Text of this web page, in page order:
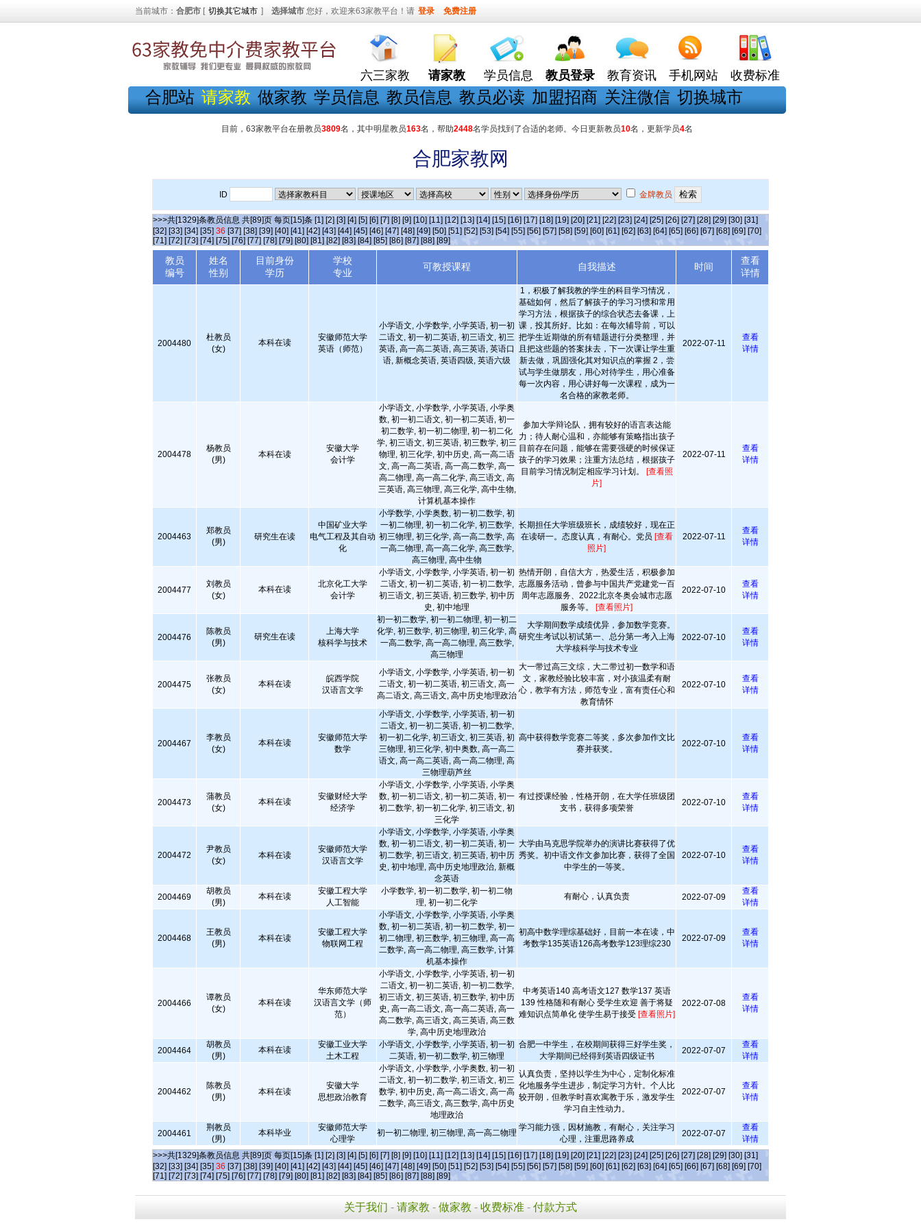
当前城市： 合肥市 [ 切换其它城市 ] 选择城市 您好，欢迎来63家教平台！请 登录 免费注册
六三家教 请家教 学员信息 教员登录 教育资讯 手机网站 收费标准
合肥站 请家教 做家教 学员信息 教员信息 教员必读 加盟招商 关注微信 切换城市
目前，63家教平台在册教员3809名，其中明星教员163名，帮助2448名学员找到了合适的老师。今日更新教员10名，更新学员4名
合肥家教网
ID 金牌教员
>>>共[1329]条教员信息 共[89]页 每页[15]条 [1] [2] [3] [4] [5] [6] [7] [8] [9] [10] [11] [12] [13] [14] [15] [16] [17] [18] [19] [20] [21] [22] [23] [24] [25] [26] [27] [28] [29] [30] [31]
[32] [33] [34] [35] 36 [37] [38] [39] [40] [41] [42] [43] [44] [45] [46] [47] [48] [49] [50] [51] [52] [53] [54] [55] [56] [57] [58] [59] [60] [61] [62] [63] [64] [65] [66] [67] [68] [69] [70]
[71] [72] [73] [74] [75] [76] [77] [78] [79] [80] [81] [82] [83] [84] [85] [86] [87] [88] [89]
教员
编号
姓名
性别
目前身份
学历
学校
专业
可教授课程 自我描述 时间
查看
详情
2004480
杜教员
(女)
本科在读
安徽师范大学
英语（师范）
小学语文, 小学数学, 小学英语, 初一初
二语文, 初一初二英语, 初三语文, 初三
英语, 高一高二英语, 高三英语, 英语口
语, 新概念英语, 英语四级, 英语六级
1，积极了解我教的学生的科目学习情况，
基础如何，然后了解孩子的学习习惯和常用
学习方法，根据孩子的综合状态去备课，上
课，投其所好。比如：在每次辅导前，可以
把学生近期做的所有错题进行分类整理，并
且把这些题的答案抹去，下一次课让学生重
新去做，巩固强化其对知识点的掌握 2，尝
试与学生做朋友，用心对待学生，用心准备
每一次内容，用心讲好每一次课程，成为一
名合格的家教老师。
2022-07-11
查看
详情
2004478
杨教员
(男)
本科在读
安徽大学
会计学
小学语文, 小学数学, 小学英语, 小学奥
数, 初一初二语文, 初一初二英语, 初一
初二数学, 初一初二物理, 初一初二化
学, 初三语文, 初三英语, 初三数学, 初三
物理, 初三化学, 初中历史, 高一高二语
文, 高一高二英语, 高一高二数学, 高一
高二物理, 高一高二化学, 高三语文, 高
三英语, 高三物理, 高三化学, 高中生物,
计算机基本操作
参加大学辩论队，拥有较好的语言表达能
力；待人耐心温和，亦能够有策略指出孩子
目前存在问题，能够在需要强硬的时候保证
孩子的学习效果；注重方法总结，根据孩子
目前学习情况制定相应学习计划。
[查看照
片]
2022-07-11
查看
详情
2004463
郑教员
(男)
研究生在读
中国矿业大学
电气工程及其自动
化
小学数学, 小学奥数, 初一初二数学, 初
一初二物理, 初一初二化学, 初三数学,
初三物理, 初三化学, 高一高二数学, 高
一高二物理, 高一高二化学, 高三数学,
高三物理, 高中生物
长期担任大学班级班长，成绩较好，现在正
在读研一。态度认真，有耐心。党员 [查看
照片]
2022-07-11
查看
详情
2004477
刘教员
(女)
本科在读
北京化工大学
会计学
小学语文, 小学数学, 小学英语, 初一初
二语文, 初一初二英语, 初一初二数学,
初三语文, 初三英语, 初三数学, 初中历
史, 初中地理
热情开朗，自信大方，热爱生活，积极参加
志愿服务活动，曾参与中国共产党建党一百
周年志愿服务、2022北京冬奥会城市志愿
服务等。 [查看照片]
2022-07-10
查看
详情
2004476
陈教员
(男)
研究生在读
上海大学
核科学与技术
初一初二数学, 初一初二物理, 初一初二
化学, 初三数学, 初三物理, 初三化学, 高
一高二数学, 高一高二物理, 高三数学,
高三物理
大学期间数学成绩优异，参加数学竞赛。
研究生考试以初试第一、总分第一考入上海
大学核科学与技术专业
2022-07-10
查看
详情
2004475
张教员
(女)
本科在读
皖西学院
汉语言文学
小学语文, 小学数学, 小学英语, 初一初
二语文, 初一初二英语, 初三语文, 高一
高二语文, 高三语文, 高中历史地理政治
大一带过高三文综，大二带过初一数学和语
文，家教经验比较丰富，对小孩温柔有耐
心，教学有方法，师范专业，富有责任心和
教育情怀
2022-07-10
查看
详情
2004467
李教员
(女)
本科在读
安徽师范大学
数学
小学语文, 小学数学, 小学英语, 初一初
二语文, 初一初二英语, 初一初二数学,
初一初二化学, 初三语文, 初三英语, 初
三物理, 初三化学, 初中奥数, 高一高二
语文, 高一高二英语, 高一高二物理, 高
三物理葫芦丝
高中获得数学竞赛二等奖，多次参加作文比
赛并获奖。
2022-07-10
查看
详情
2004473
蒲教员
(女)
本科在读
安徽财经大学
经济学
小学语文, 小学数学, 小学英语, 小学奥
数, 初一初二语文, 初一初二英语, 初一
初二数学, 初一初二化学, 初三语文, 初
三化学
有过授课经验，性格开朗，在大学任班级团
支书，获得多项荣誉
2022-07-10
查看
详情
2004472
尹教员
(女)
本科在读
安徽师范大学
汉语言文学
小学语文, 小学数学, 小学英语, 小学奥
数, 初一初二语文, 初一初二英语, 初一
初二数学, 初三语文, 初三英语, 初中历
史, 初中地理, 高中历史地理政治, 新概
念英语
大学由马克思学院举办的演讲比赛获得了优
秀奖。初中语文作文参加比赛，获得了全国
中学生的一等奖。
2022-07-10
查看
详情
2004469
胡教员
(男)
本科在读
安徽工程大学
人工智能
小学数学, 初一初二数学, 初一初二物
理, 初一初二化学
有耐心，认真负责 2022-07-09
查看
详情
2004468
王教员
(男)
本科在读
安徽工程大学
物联网工程
小学语文, 小学数学, 小学英语, 小学奥
数, 初一初二英语, 初一初二数学, 初一
初二物理, 初三数学, 初三物理, 高一高
二数学, 高一高二物理, 高三数学, 计算
机基本操作
初高中数学理综基础好，目前一本在读，中
考数学135英语126高考数学123理综230
2022-07-09
查看
详情
2004466
谭教员
(女)
本科在读
华东师范大学
汉语言文学（师
范）
小学语文, 小学数学, 小学英语, 初一初
二语文, 初一初二英语, 初一初二数学,
初三语文, 初三英语, 初三数学, 初中历
史, 高一高二语文, 高一高二英语, 高一
高二数学, 高三语文, 高三英语, 高三数
学, 高中历史地理政治
中考英语140 高考语文127 数学137 英语
139 性格随和有耐心 受学生欢迎 善于将疑
难知识点简单化 使学生易于接受 [查看照片]
2022-07-08
查看
详情
2004464
胡教员
(男)
本科在读
安徽工业大学
土木工程
小学语文, 小学数学, 小学英语, 初一初
二英语, 初一初二数学, 初三物理
合肥一中学生，在校期间获得三好学生奖，
大学期间已经得到英语四级证书
2022-07-07
查看
详情
2004462
陈教员
(男)
本科在读
安徽大学
思想政治教育
小学语文, 小学数学, 小学奥数, 初一初
二语文, 初一初二数学, 初三语文, 初三
数学, 初中历史, 高一高二语文, 高一高
二数学, 高三语文, 高三数学, 高中历史
地理政治
认真负责，坚持以学生为中心，定制化标准
化地服务学生进步，制定学习方针。个人比
较开朗，但教学时喜欢寓教于乐，激发学生
学习自主性动力。
2022-07-07
查看
详情
2004461
荆教员
(男)
本科毕业
安徽师范大学
心理学
初一初二物理, 初三物理, 高一高二物理
学习能力强，因材施教，有耐心，关注学习
心理，注重思路养成
2022-07-07
查看
详情
>>>共[1329]条教员信息 共[89]页 每页[15]条 [1] [2] [3] [4] [5] [6] [7] [8] [9] [10] [11] [12] [13] [14] [15] [16] [17] [18] [19] [20] [21] [22] [23] [24] [25] [26] [27] [28] [29] [30] [31]
[32] [33] [34] [35] 36 [37] [38] [39] [40] [41] [42] [43] [44] [45] [46] [47] [48] [49] [50] [51] [52] [53] [54] [55] [56] [57] [58] [59] [60] [61] [62] [63] [64] [65] [66] [67] [68] [69] [70]
[71] [72] [73] [74] [75] [76] [77] [78] [79] [80] [81] [82] [83] [84] [85] [86] [87] [88] [89]
关于我们 - 请家教 - 做家教 - 收费标准 - 付款方式